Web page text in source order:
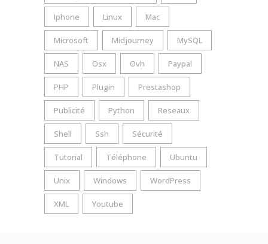
Iphone Linux Mac
Microsoft Midjourney MySQL
NAS Osx Ovh Paypal
PHP Plugin Prestashop
Publicité Python Reseaux
Shell Ssh Sécurité
Tutorial Téléphone Ubuntu
Unix Windows WordPress
XML Youtube